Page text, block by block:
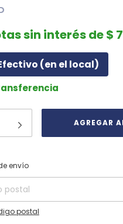
sin interés de $ 7
(en el local)
el CP:
envío
postal